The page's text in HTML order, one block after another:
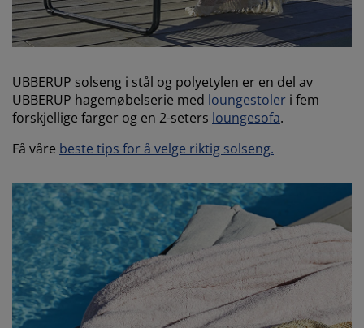
UBBERUP solseng i stål og polyetylen er en del av
UBBERUP hagemøbelserie med loungestoler i fem
forskjellige farger og en 2-seters loungesofa.
Få våre beste tips for å velge riktig solseng.